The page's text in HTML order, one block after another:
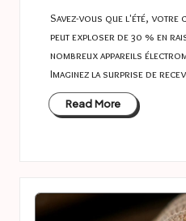
Savez-vous que l'été, votre
peut exploser de 30 % en
nombreux appareils
Imaginez la surprise de
Read More